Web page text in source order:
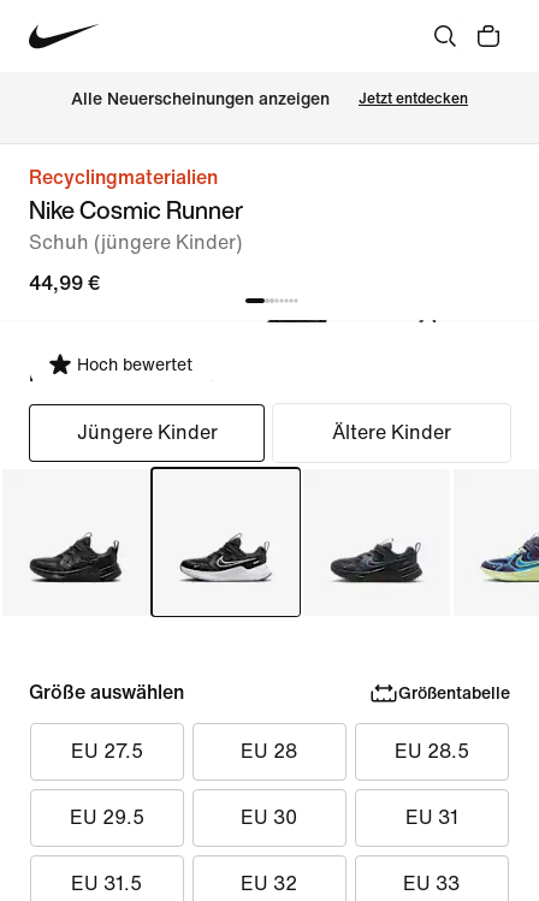
Alle Neuerscheinungen anzeigen Jetzt entdecken
Recyclingmaterialien
Nike Cosmic Runner
Schuh (jüngere Kinder)
44,99 €
Hoch bewertet
Passform auswählen
Jüngere Kinder Ältere Kinder
Größe auswählen Größentabelle
EU 27.5 EU 28 EU 28.5
EU 29.5 EU 30 EU 31
EU 31.5 EU 32 EU 33